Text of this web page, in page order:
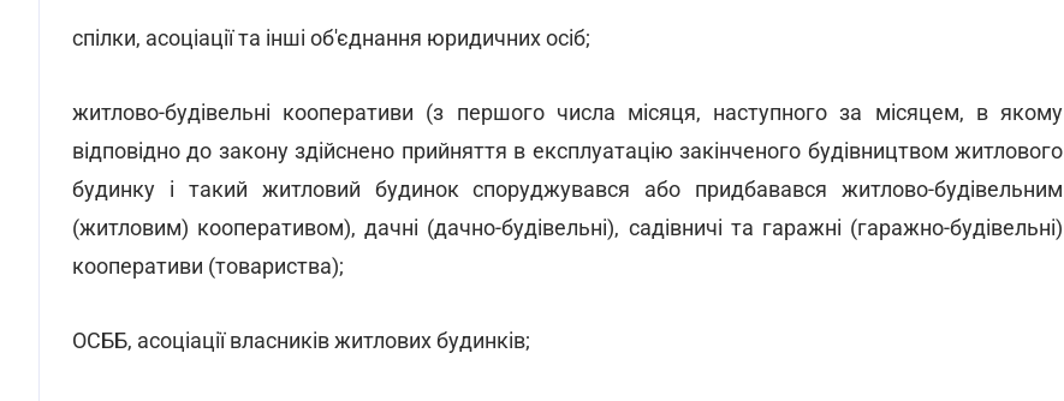
спілки, асоціації та інші об'єднання юридичних осіб;
житлово-будівельні кооперативи (з першого числа місяця, наступного за місяцем, в якому
відповідно до закону здійснено прийняття в експлуатацію закінченого будівництвом житлового
будинку і такий житловий будинок споруджувався або придбавався житлово-будівельним
(житловим) кооперативом), дачні (дачно-будівельні), садівничі та гаражні (гаражно-будівельні)
кооперативи (товариства);
ОСББ, асоціації власників житлових будинків;